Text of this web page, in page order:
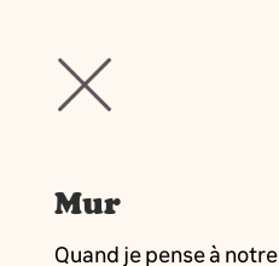
Mur
Quand je pense à